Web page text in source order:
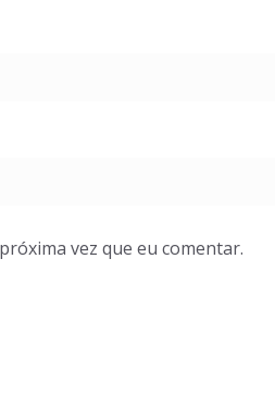
vez que eu comentar.